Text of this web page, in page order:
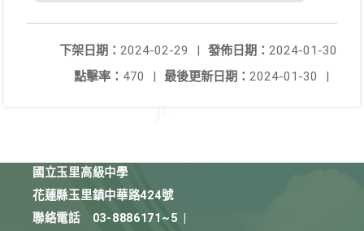
發佈日期： 2024-01-30
下架日期： 2024-02-29
|
最後更新日期： 2024-01-30 |
點擊率： 470 |
國立玉里高級中學
花蓮縣玉里鎮中華路424號
聯絡電話
03-8886171~5